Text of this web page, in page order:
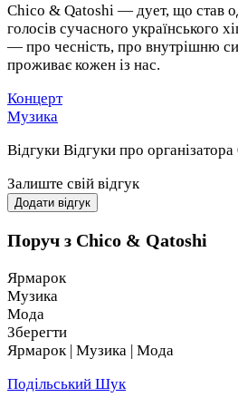
Chico & Qatoshi — дует, що став
голосів сучасного українського
— про чесність, про внутрішню
проживає кожен із нас.
Концерт
Музика
Відгуки Відгуки про організатора
Залиште свій відгук
Додати відгук
Поруч з Chico & Qatoshi
Ярмарок
Музика
Мода
Зберегти
Ярмарок | Музика | Мода
Подільський Шук